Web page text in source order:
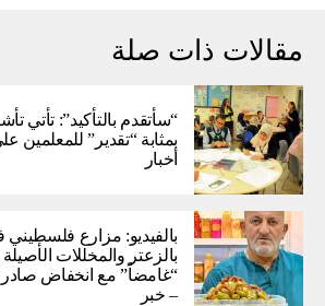
مقالات ذات صلة
“سأتقدم بالتأكيد”: تأتي
بمثابة “تقدير” للمعلمين
أخبار
بالفيديو: مزارع فلسطيني
بالزعتر والمخللات
“غامضاً” ​​مع انخفاض
– خبر